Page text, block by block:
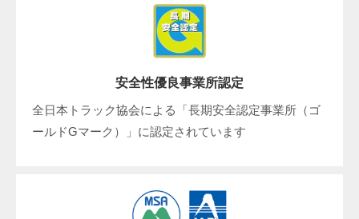
安全性優良事業所認定
全日本トラック協会による「長期安全認定事業所（ゴ
ールドGマーク）」に認定されています